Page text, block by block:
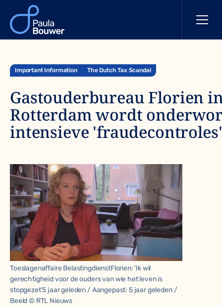
Important Information The Dutch Tax Scandal
Gastouderbureau Florien
Rotterdam wordt
intensieve 'fraudecontroles'
Toeslagenaffaire BelastingdienstFlorien: 'Ik wil
gerechtigheid voor de ouders van wie het leven is
stopgezet'5 jaar geleden / Aangepast: 5 jaar geleden /
Beeld © RTL Nieuws